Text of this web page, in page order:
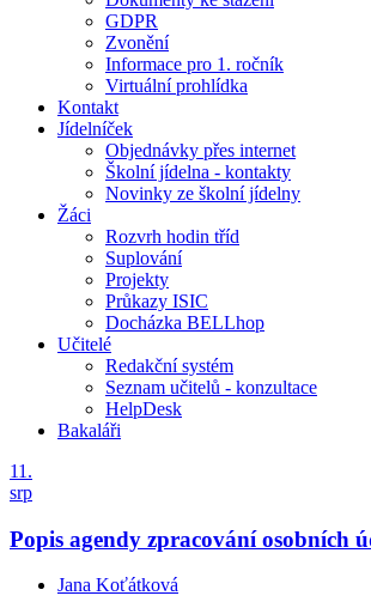
GDPR
Zvonění
Informace pro 1. ročník
Virtuální prohlídka
Kontakt
Jídelníček
Objednávky přes internet
Školní jídelna - kontakty
Novinky ze školní jídelny
Žáci
Rozvrh hodin tříd
Suplování
Projekty
Průkazy ISIC
Docházka BELLhop
Učitelé
Redakční systém
Seznam učitelů - konzultace
HelpDesk
Bakaláři
11.
srp
Popis agendy zpracování osobních
Jana Koťátková